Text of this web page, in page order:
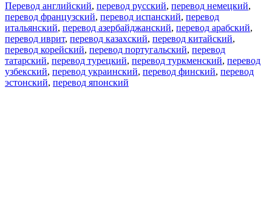
Перевод английский, перевод русский, перевод немецкий,
перевод французский, перевод испанский, перевод
итальянский, перевод азербайджанский, перевод арабский,
перевод иврит, перевод казахский, перевод китайский,
перевод корейский, перевод португальский, перевод
татарский, перевод турецкий, перевод туркменский, перевод
узбекский, перевод украинский, перевод финский, перевод
эстонский, перевод японский